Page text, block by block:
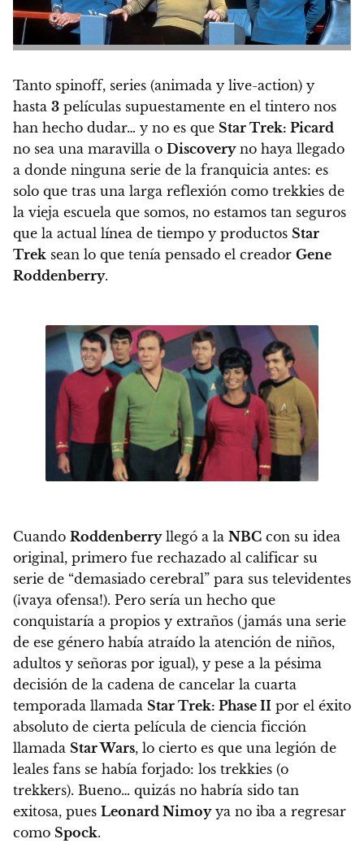
Tanto spinoff, series (animada y live-action) y
hasta 3 películas supuestamente en el tintero nos
han hecho dudar… y no es que Star Trek: Picard
no sea una maravilla o Discoveryno haya llegado
a donde ninguna serie de la franquicia antes: es
solo que tras una larga reflexión como trekkies de
la vieja escuela que somos, no estamos tan seguros
que la actual línea de tiempo y productos Star
Trek sean lo que tenía pensado el creador Gene
Roddenberry.
Cuando Roddenberryllegó a la NBC con su idea
original, primero fue rechazado al calificar su
serie de “demasiado cerebral” para sus televidentes
(¡vaya ofensa!). Pero sería un hecho que
conquistaría a propios y extraños (jamás una serie
de ese género había atraído la atención de niños,
adultos y señoras por igual), y pese a la pésima
decisión de la cadena de cancelar la cuarta
temporada llamada Star Trek: Phase II por el éxito
absoluto de cierta película de ciencia ficción
llamada Star Wars, lo cierto es que una legión de
leales fans se había forjado: los trekkies (o
trekkers). Bueno… quizás no habría sido tan
exitosa, pues Leonard Nimoyya no iba a regresar
como Spock.